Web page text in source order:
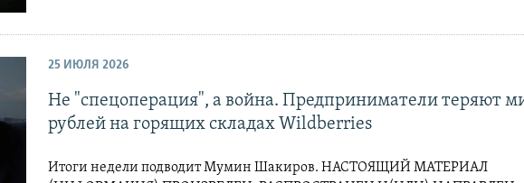
25 ИЮЛЯ 2026
Не "спецоперация", а война. Предприниматели теряют
рублей на горящих складах Wildberries
Итоги недели подводит Мумин Шакиров. НАСТОЯЩИЙ МАТЕРИАЛ